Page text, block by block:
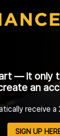
— it only
an
receive
SIGN UP